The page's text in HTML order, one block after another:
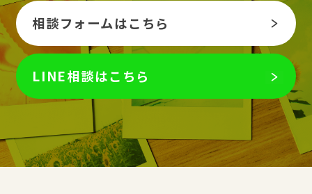
相談フォームはこちら
LINE相談はこちら